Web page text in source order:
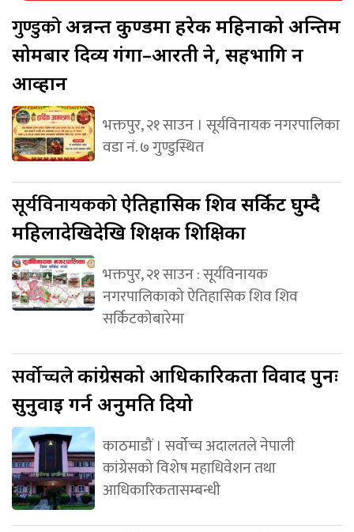
गुण्डुकोअन्नन्त कुण्डमा हरेक महिनाको अन्तिम
सोमबार दिव्य गंगा–आरती हुने, सहभागि हुन
आव्हान
भक्तपुर, २१ साउन । सूर्यविनायक नगरपालिका
वडा नं. ७ गुण्डुस्थित
सूर्यविनायककोऐतिहासिक शिव सर्किट घुम्दै
महिलादेखिदेखि शिक्षक शिक्षिका
भक्तपुर, २१ साउन : सूर्यविनायक
नगरपालिकाको ऐतिहासिक शिव शिव
सर्किटकोबारेमा
सर्वोच्चलेकांग्रेसको आधिकारिकता विवाद पुनः
सुनुवाइ गर्न अनुमति दियो
काठमाडौं । सर्वोच्च अदालतले नेपाली
कांग्रेसको विशेष महाधिवेशन तथा
आधिकारिकतासम्बन्धी